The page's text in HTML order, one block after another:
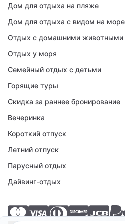
Дом для отдыха на пляже
Дом для отдыха с видом на море
Отдых с домашними животными
Отдых у моря
Семейный отдых с детьми
Горящие туры
Скидка за раннее бронирование
Вечеринка
Короткий отпуск
Летний отпуск
Парусный отдых
Дайвинг-отдых